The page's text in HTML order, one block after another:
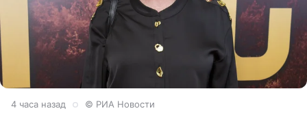
4 часа назад © РИА Новости